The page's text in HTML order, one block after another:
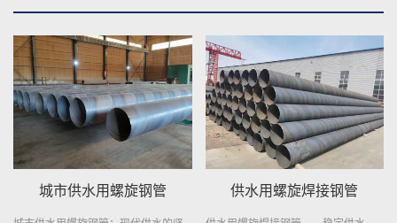
城市供水用螺旋钢管 供水用螺旋焊接钢管